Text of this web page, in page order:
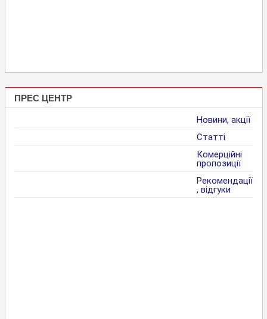
ПРЕС ЦЕНТР
Новини, акції
Статті
Комерційні
пропозиції
Рекомендації
, відгуки